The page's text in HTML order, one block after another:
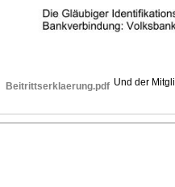
Und der
Beitrittserklaerung.pdf